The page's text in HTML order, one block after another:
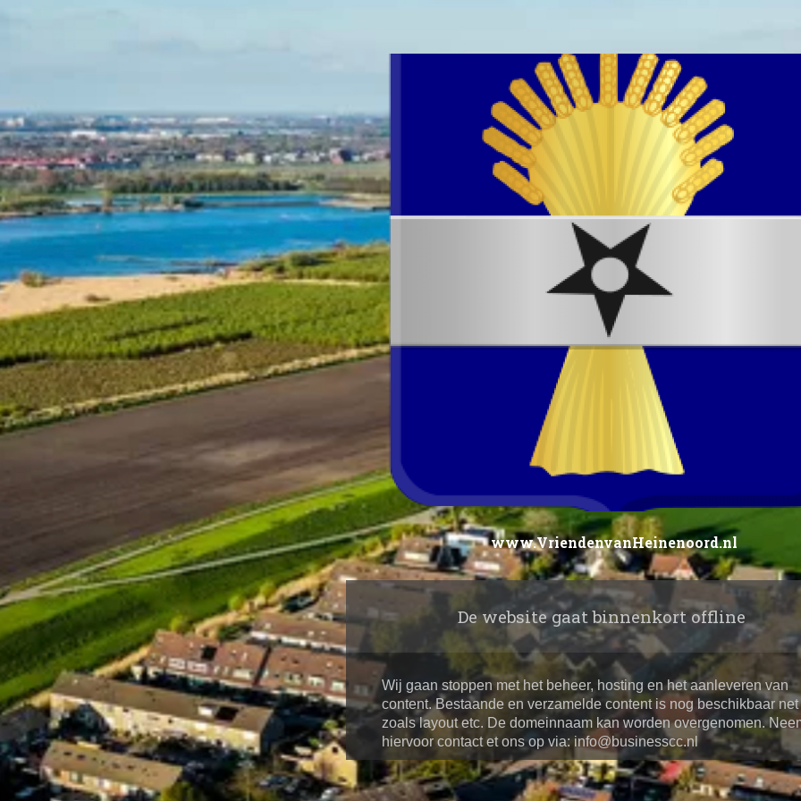
www.VriendenvanHeinenoord.nl
De website gaat binnenkort offline
Wij gaan stoppen met het beheer, hosting en het aanleveren van
content. Bestaande en verzamelde content is nog beschikbaar net
zoals layout etc. De domeinnaam kan worden overgenomen.
hiervoor contact et ons op via: info@businesscc.nl